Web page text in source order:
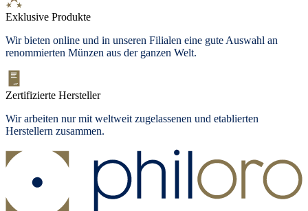
Exklusive Produkte
Wir bieten online und in unseren Filialen eine gute Auswahl an
renommierten Münzen aus der ganzen Welt.
Zertifizierte Hersteller
Wir arbeiten nur mit weltweit zugelassenen und etablierten
Herstellern zusammen.